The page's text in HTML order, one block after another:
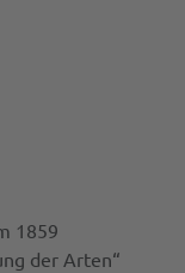
1859
der Arten“